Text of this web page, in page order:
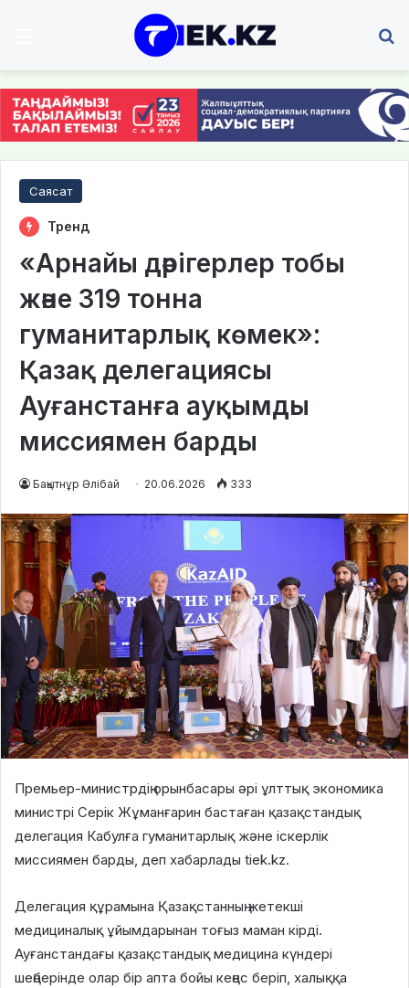
Саясат
Тренд
«Арнайы дәрігерлер тобы
және 319 тонна
гуманитарлық көмек»:
Қазақ делегациясы
Ауғанстанға ауқымды
миссиямен барды
Бақытнұр Әлібай 20.06.2026 333
Премьер-министрдің орынбасары әрі ұлттық экономика
министрі Серік Жұманғарин бастаған қазақстандық
делегация Кабулға гуманитарлық және іскерлік
миссиямен барды, деп хабарлады tiek.kz.
Делегация құрамына Қазақстанның жетекші
медициналық ұйымдарынан тоғыз маман кірді.
Ауғанстандағы қазақстандық медицина күндері
шеңберінде олар бір апта бойы кеңес беріп, халыққа